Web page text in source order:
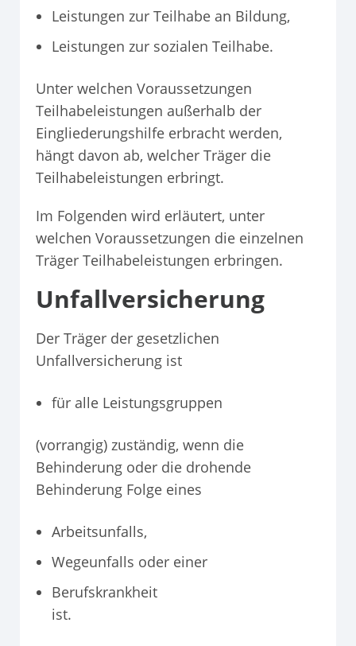
Leistungen zur Teilhabe an Bildung,
Leistungen zur sozialen Teilhabe.
Unter welchen Voraussetzungen
Teilhabeleistungen außerhalb der
Eingliederungshilfe erbracht werden,
hängt davon ab, welcher Träger die
Teilhabeleistungen erbringt.
Im Folgenden wird erläutert, unter
welchen Voraussetzungen die einzelnen
Träger Teilhabeleistungen erbringen.
Unfallversicherung
Der Träger der gesetzlichen
Unfallversicherung ist
für alle Leistungsgruppen
(vorrangig) zuständig, wenn die
Behinderung oder die drohende
Behinderung Folge eines
Arbeitsunfalls,
Wegeunfalls oder einer
Berufskrankheit
ist.